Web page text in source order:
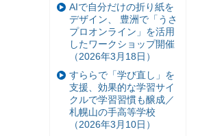
AIで自分だけの折り紙を
デザイン、 豊洲で「うさ
プロオンライン」を活用
したワークショップ開催
（2026年3月18日）
すららで「学び直し」を
支援、効果的な学習サイ
クルで学習習慣も醸成／
札幌山の手高等学校
（2026年3月10日）